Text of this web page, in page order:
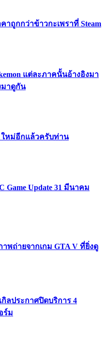
าถูกกว่าข้าวกะเพราที่ Steam
แต่ละภาคนั้นอ้างอิงมา
มาดูกัน
ใหม่อีกแล้วครับท่าน
Game Update 31 มีนาคม
าพถ่ายจากเกม GTA V ที่ยิ่งดู
กิลประกาศปิดบริการ 4
ร์ม